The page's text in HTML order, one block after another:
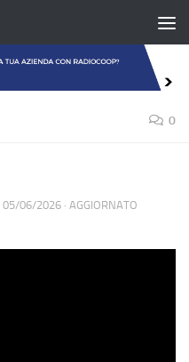
0
05/06/2026 · AGGIORNATO